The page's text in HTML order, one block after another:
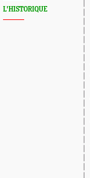
L'HISTORIQUE